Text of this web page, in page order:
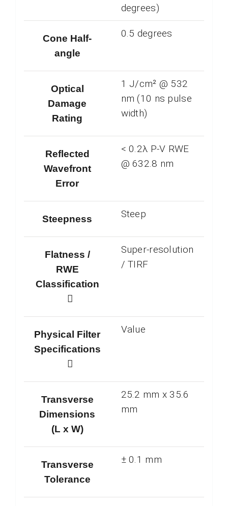
degrees)
Cone Half-
angle
0.5 degrees
Optical
Damage
Rating
1 J/cm² @ 532
nm (10 ns pulse
width)
Reflected
Wavefront
Error
< 0.2λ P-V RWE
@ 632.8 nm
Steepness Steep
Flatness /
RWE
Classification
Super-resolution
/ TIRF
Physical Filter
Specifications
Value
Transverse
Dimensions
(L x W)
25.2 mm x 35.6
mm
Transverse
Tolerance
± 0.1 mm